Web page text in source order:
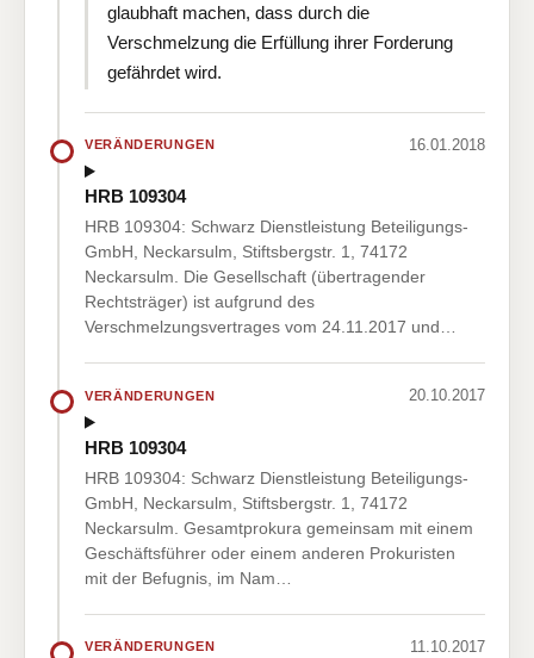
glaubhaft machen, dass durch die
Verschmelzung die Erfüllung ihrer Forderung
gefährdet wird.
VERÄNDERUNGEN 16.01.2018
HRB 109304
HRB 109304: Schwarz Dienstleistung Beteiligungs-
GmbH, Neckarsulm, Stiftsbergstr. 1, 74172
Neckarsulm. Die Gesellschaft (übertragender
Rechtsträger) ist aufgrund des
Verschmelzungsvertrages vom 24.11.2017 und…
VERÄNDERUNGEN 20.10.2017
HRB 109304
HRB 109304: Schwarz Dienstleistung Beteiligungs-
GmbH, Neckarsulm, Stiftsbergstr. 1, 74172
Neckarsulm. Gesamtprokura gemeinsam mit einem
Geschäftsführer oder einem anderen Prokuristen
mit der Befugnis, im Nam…
VERÄNDERUNGEN 11.10.2017